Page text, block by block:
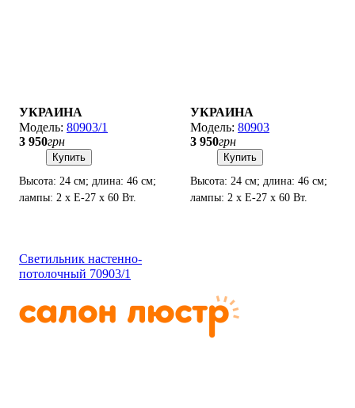
УКРАИНА
80903/1
3 950грн
Купить
Высота: 24 см; длина: 46 см;
лампы: 2 х Е-27 х 60 Вт.
УКРАИНА
80903
3 950грн
Купить
Высота: 24 см; длина: 46 см;
лампы: 2 х Е-27 х 60 Вт.
Светильник настенно-
потолочный 70903/1